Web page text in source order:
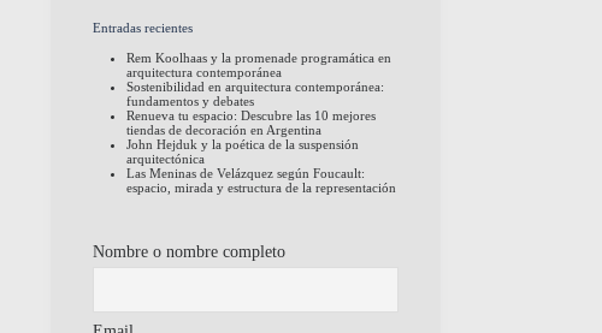
Entradas recientes
Rem Koolhaas y la promenade programática en
arquitectura contemporánea
Sostenibilidad en arquitectura contemporánea:
fundamentos y debates
Renueva tu espacio: Descubre las 10 mejores
tiendas de decoración en Argentina
John Hejduk y la poética de la suspensión
arquitectónica
Las Meninas de Velázquez según Foucault:
espacio, mirada y estructura de la representación
Nombre o nombre completo